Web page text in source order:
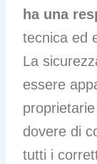
ha una
tecnica ed
La
essere
dovere di
tutti i